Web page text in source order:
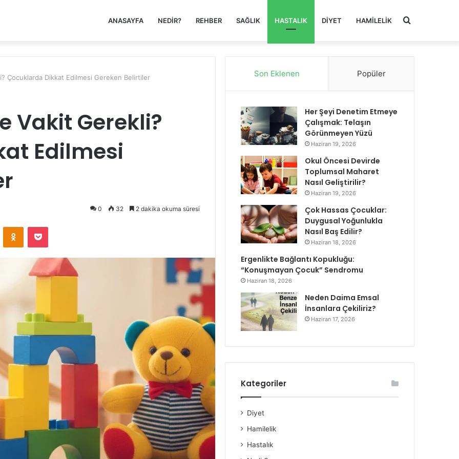
ANASAYFA NEDIR? REHBER SAĞLIK HASTALIK DIYET HAMILELIK Arama
Çocuklarda Dikkat Edilmesi Gereken Belirtiler
Vakit Gerekli?
Edilmesi
0 32 2 dakika okuma süresi
Odnoklassniki
Pocket
Son Eklenen Popüler
Her Şeyi Denetim Etmeye
Çalışmak: Telaşın
Görünmeyen Yüzü
Haziran 19, 2026
Okul Öncesi Devirde
Toplumsal Maharet
Nasıl Geliştirilir?
Haziran 19, 2026
Çok Hassas Çocuklar:
Duygusal Yoğunlukla
Nasıl Baş Edilir?
Haziran 18, 2026
Ergenlikte Bağlantı Kopukluğu:
“Konuşmayan Çocuk” Sendromu
Haziran 18, 2026
Neden Daima Emsal
İnsanlara Çekiliriz?
Haziran 17, 2026
Kategoriler
Diyet
Hamilelik
Hastalık